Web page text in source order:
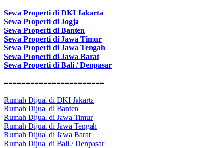
Sewa Properti di DKI Jakarta
Sewa Properti di Jogja
Sewa Properti di Banten
Sewa Properti di Jawa Timur
Sewa Properti di Jawa Tengah
Sewa Properti di Jawa Barat
Sewa Properti di Bali / Denpasar
=======================
Rumah Dijual di DKI Jakarta
Rumah Dijual di Banten
Rumah Dijual di Jawa Timur
Rumah Dijual di Jawa Tengah
Rumah Dijual di Jawa Barat
Rumah Dijual di Bali / Denpasar